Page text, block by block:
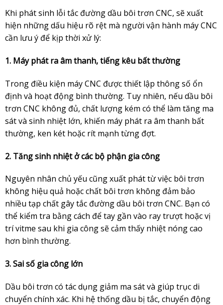
Khi phát sinh lỗi tắc đường dầu bôi trơn CNC, sẽ xuất
hiện những dấu hiệu rõ rệt mà người vận hành máy CNC
cần lưu ý để kịp thời xử lý:
1. Máy phát ra âm thanh, tiếng kêu bất thường
Trong điều kiện máy CNC được thiết lập thông số ổn
định và hoạt động bình thường. Tuy nhiên, nếu dầu bôi
trơn CNC không đủ, chất lượng kém có thể làm tăng ma
sát và sinh nhiệt lớn, khiến máy phát ra âm thanh bất
thường, ken két hoặc rít mạnh từng đợt.
2. Tăng sinh nhiệt ở các bộ phận gia công
Nguyên nhân chủ yếu cũng xuất phát từ việc bôi trơn
không hiệu quả hoặc chất bôi trơn không đảm bảo
nhiều tạp chất gây tắc đường dầu bôi trơn CNC. Bạn có
thể kiểm tra bằng cách để tay gần vào ray trượt hoặc vị
trí vitme sau khi gia công sẽ cảm thấy nhiệt nóng cao
hơn bình thường.
3. Sai số gia công lớn
Dầu bôi trơn có tác dụng giảm ma sát và giúp trục di
chuyển chính xác. Khi hệ thống dầu bị tắc, chuyển động